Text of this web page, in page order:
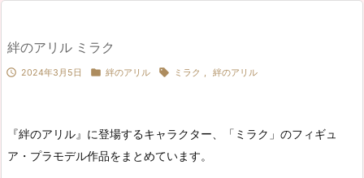
絆のアリル ミラク
 2024年3月5日  絆のアリル  ミラク , 絆のアリル
『絆のアリル』に登場するキャラクター、「ミラク」のフィギュ
ア・プラモデル作品をまとめています。